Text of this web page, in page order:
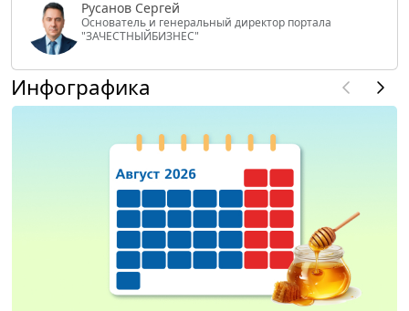
Русанов Сергей
Основатель и генеральный директор портала
"ЗАЧЕСТНЫЙБИЗНЕС"
Инфографика